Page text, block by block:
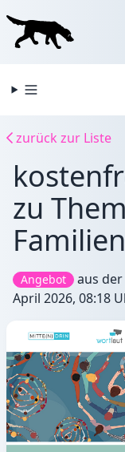
zurück zur Liste
zu
Angebot aus
April 2026, 08:18